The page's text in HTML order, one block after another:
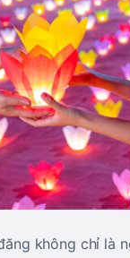
không chỉ là